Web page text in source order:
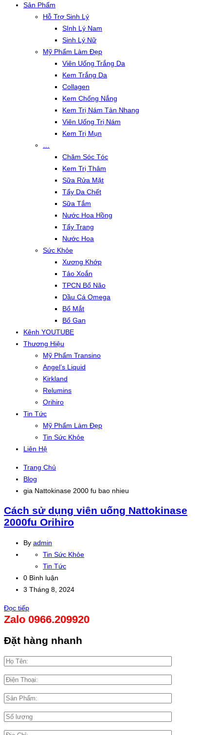
Sản Phẩm
Hỗ Trợ Sinh Lý
SInh Lý Nam
Sinh Lý Nữ
Mỹ Phẩm Làm Đẹp
Viên Uống Trắng Da
Kem Trắng Da
Collagen
Kem Chống Nắng
Kem Trị Nám Tàn Nhang
Viên Uống Trị Nám
Kem Trị Mụn
Chăm Sóc Tóc
Kem Trị Thâm
Sữa Rửa Mặt
Tẩy Da Chết
Sữa Tắm
Nước Hoa Hồng
Tẩy Trang
Nước Hoa
Sức Khỏe
Xương Khớp
Tảo Xoắn
TPCN Bổ Não
Dầu Cá Omega
Bổ Mắt
Bổ Gan
Kênh YOUTUBE
Thương Hiệu
Mỹ Phẩm Transino
Angel’s Liquid
Kirkland
Relumins
Orihiro
Tin Tức
Mỹ Phẩm Làm Đẹp
Tin Sức Khỏe
Liên Hệ
Trang Chủ
Blog
gia Nattokinase 2000 fu bao nhieu
Cách sử dụng viên uống Nattokinase
2000fu Orihiro
By admin
Tin Sức Khỏe
Tin Tức
0 Bình luận
3 Tháng 8, 2024
Đọc tiếp
Zalo 0966.209920
Đặt hàng nhanh